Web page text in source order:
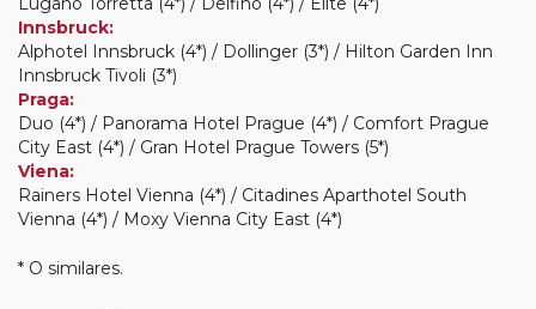
Innsbruck:
Alphotel Innsbruck (4*) / Dollinger (3*) / Hilton Garden Inn
Innsbruck Tivoli (3*)
Praga:
Duo (4*) / Panorama Hotel Prague (4*) / Comfort Prague
City East (4*) / Gran Hotel Prague Towers (5*)
Viena:
Rainers Hotel Vienna (4*) / Citadines Aparthotel South
Vienna (4*) / Moxy Vienna City East (4*)
* O similares.